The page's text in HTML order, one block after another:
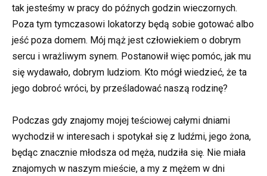
tak jesteśmy w pracy do późnych godzin wieczornych.
Poza tym tymczasowi lokatorzy będą sobie gotować albo
jeść poza domem. Mój mąż jest człowiekiem o dobrym
sercu i wrażliwym synem. Postanowił więc pomóc, jak mu
się wydawało, dobrym ludziom. Kto mógł wiedzieć, że ta
jego dobroć wróci, by prześladować naszą rodzinę?
Podczas gdy znajomy mojej teściowej całymi dniami
wychodził w interesach i spotykał się z ludźmi, jego żona,
będąc znacznie młodsza od męża, nudziła się. Nie miała
znajomych w naszym mieście, a my z mężem w dni